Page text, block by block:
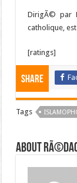
DirigÃ© par
catholique,
[ratings]
Share
Tags
About